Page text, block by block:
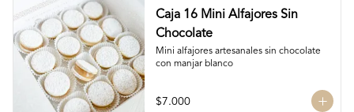
antojo dulce lleno de cariño.
Caja 16 Mini Alfajores Sin
Chocolate
Mini alfajores artesanales sin chocolate
con manjar blanco
$7.000